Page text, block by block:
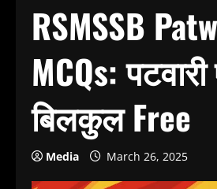
RSMSSB
MCQs:
बिलकुल Free
Media March 26, 2025